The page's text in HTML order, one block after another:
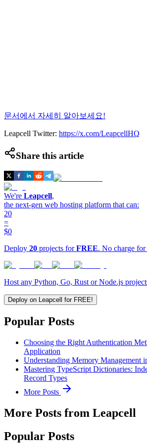
문서에서 자세히 알아보세요!
Leapcell Twitter: https://x.com/LeapcellHQ
Share this article
We're Leapcell,
the next-gen web hosting platform that can:
20
=
$0
Deploy 20 projects forFREE. No charge
Host any Python, Go, Rust or Node.js
Deploy on Leapcell for FREE!
Popular Posts
Choosing the Right Authentication
Application
Understanding Memory Management
Mastering TypeScript Dictionaries:
Record Types
More Posts
More Posts from Leapcell
Popular Posts